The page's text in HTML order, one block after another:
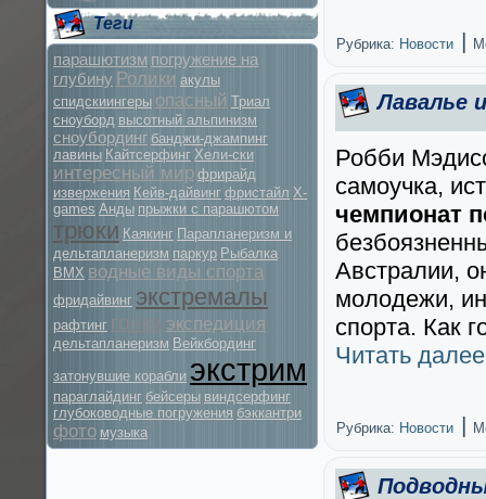
Теги
парашютизм погружение на
глубину Ролики акулы
спидскиингеры опасный Триал
сноуборд высотный альпинизм
сноубординг банджи-джампинг
лавины Кайтсерфинг Хели-ски
интересный мир фрирайд
извержения Кейв-дайвинг фристайл X-
games Анды прыжки с парашютом
трюки Каякинг Парапланеризм и
дельтапланеризм паркур Рыбалка
BMX водные виды спорта
фридайвинг экстремалы
рафтинг гонки экспедиция
дельтапланеризм Вейкбординг
затонувшие корабли экстрим
параглайдинг бейсеры виндсерфинг
глубоководные погружения бэккантри
фото музыка
Рубрика: Новости |
Лавалье
Робби
самоучка,
чемпионат
Австралии,
молодежи,
спорта. Как
Читать
Рубрика: Новости |